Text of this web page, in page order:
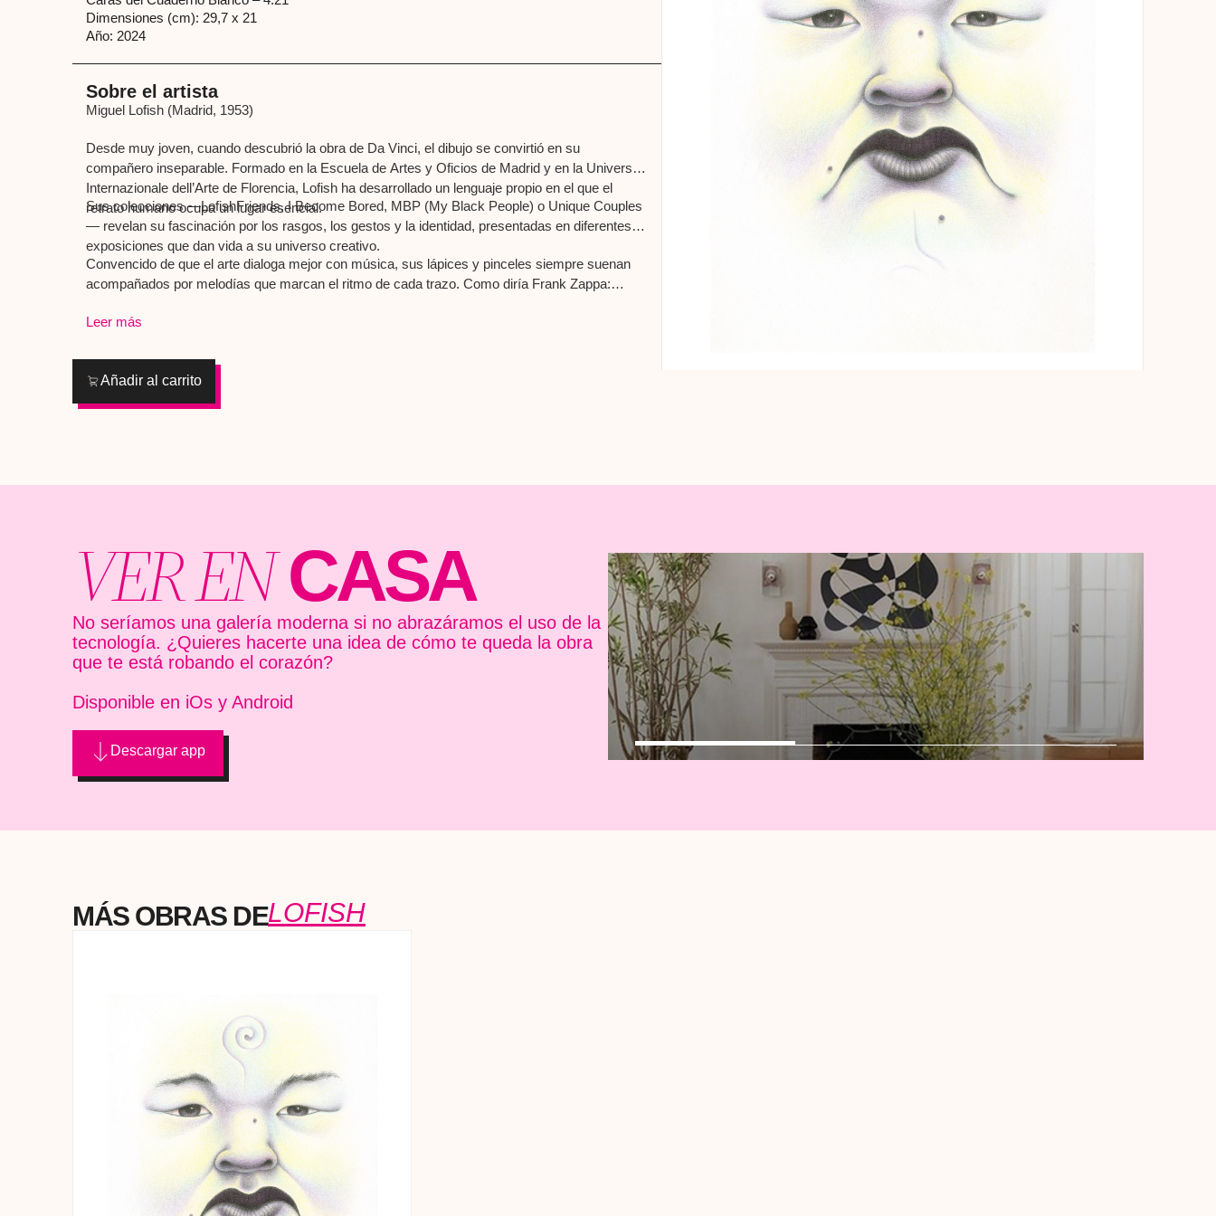
Dimensiones (cm): 29,7 x 21
Año: 2024
Sobre el artista
Miguel Lofish (Madrid, 1953)
Desde muy joven, cuando descubrió la obra de Da Vinci, el dibujo se convirtió en su
compañero inseparable. Formado en la Escuela de Artes y Oficios de Madrid y en la Università
Internazionale dell’Arte de Florencia, Lofish ha desarrollado un lenguaje propio en el que el
retrato humano ocupa un lugar esencial.
Sus colecciones —LofishFriends, I Become Bored, MBP (My Black People) o Unique Couples
— revelan su fascinación por los rasgos, los gestos y la identidad, presentadas en diferentes
exposiciones que dan vida a su universo creativo.
Convencido de que el arte dialoga mejor con música, sus lápices y pinceles siempre suenan
acompañados por melodías que marcan el ritmo de cada trazo. Como diría Frank Zappa:
Leer más
Añadir al carrito
VER ENCASA
No seríamos una galería moderna si no abrazáramos el uso de la
tecnología. ¿Quieres hacerte una idea de cómo te queda la obra
que te está robando el corazón?
Disponible en iOs y Android
Descargar app
MÁS OBRAS DELOFISH